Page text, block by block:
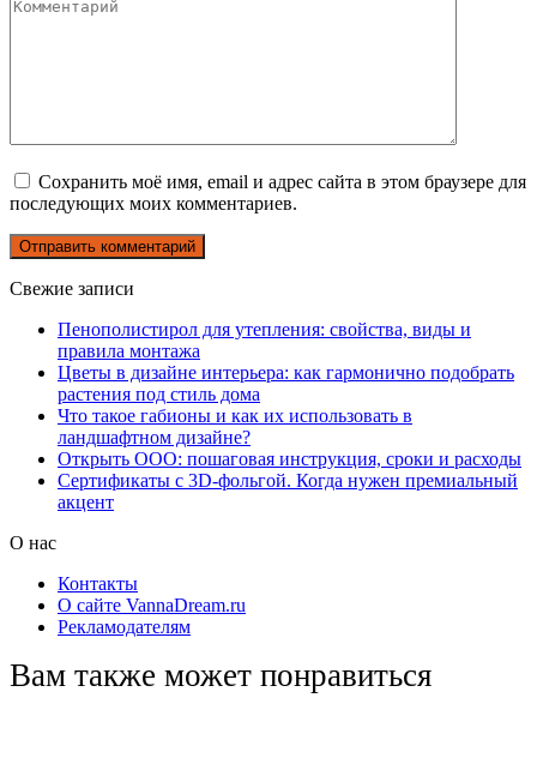
Сохранить моё имя, email и адрес сайта в этом браузере для
последующих моих комментариев.
Свежие записи
Пенополистирол для утепления: свойства, виды и
правила монтажа
Цветы в дизайне интерьера: как гармонично подобрать
растения под стиль дома
Что такое габионы и как их использовать в
ландшафтном дизайне?
Открыть ООО: пошаговая инструкция, сроки и расходы
Сертификаты с 3D-фольгой. Когда нужен премиальный
акцент
О нас
Контакты
О сайте VannaDream.ru
Рекламодателям
Вам также может понравиться